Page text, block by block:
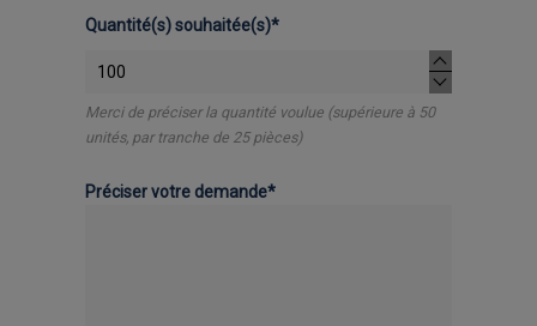
Quantité(s) souhaitée(s)*
Merci de préciser la quantité voulue (supérieure à 50
unités, par tranche de 25 pièces)
Préciser votre demande*